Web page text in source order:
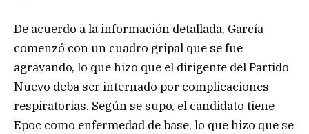
De acuerdo a la información detallada, García
comenzó con un cuadro gripal que se fue
agravando, lo que hizo que el dirigente del Partido
Nuevo deba ser internado por complicaciones
respiratorias. Según se supo, el candidato tiene
Epoc como enfermedad de base, lo que hizo que se